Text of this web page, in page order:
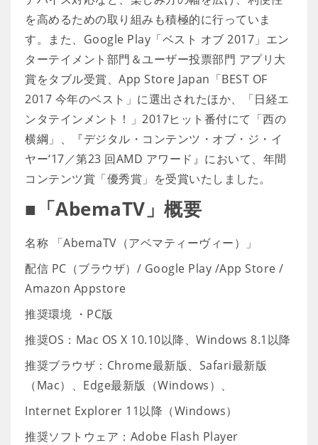
を高めるための取り組みも積極的に行っていま
す。また、Google Play「ベスト オブ 2017」エン
ターテイメント部門＆ユーザー投票部門 アプリ大
賞をタブル受賞、App Store Japan「BEST OF
2017 今年のベスト」に選出されたほか、「日経エ
ンタテインメント！」2017ヒット番付にて「西の
横綱」、『デジタル・コンテンツ・オブ・ジ・イ
ヤー‘17／第23 回AMD アワード』において、年間
コンテンツ賞「優秀賞」を受賞いたしました。
■「AbemaTV」概要
名称 「AbemaTV（アベマティーヴィー）」
配信 PC（ブラウザ）/ Google Play /App Store /
Amazon Appstore
推奨環境 ・PC版
推奨OS：Mac OS X 10.10以降、Windows 8.1以降
推奨ブラウザ：Chrome最新版、Safari最新版
（Mac）、Edge最新版（Windows）、
Internet Explorer 11以降（Windows）
推奨ソフトウェア：Adobe Flash Player